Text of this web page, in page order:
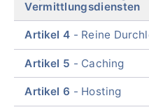
Vermittlungsdiensten
Artikel 4 Reine
Artikel 5 Caching
Artikel 6 Hosting